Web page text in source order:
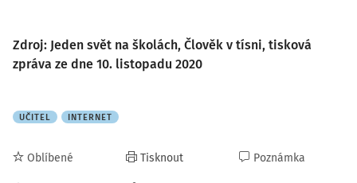
Zdroj: Jeden svět na školách, Člověk v tísni, tisková
zpráva ze dne 10. listopadu 2020
UČITEL INTERNET
Oblíbené Tisknout Poznámka